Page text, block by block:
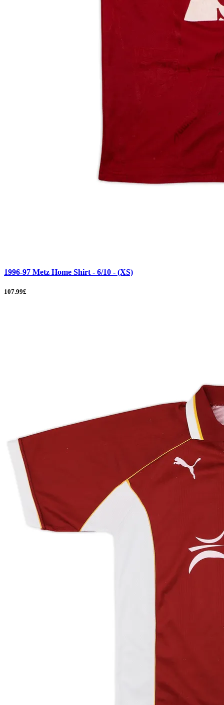
1996-97 Metz Home Shirt - 6/10 - (XS)
107.99£